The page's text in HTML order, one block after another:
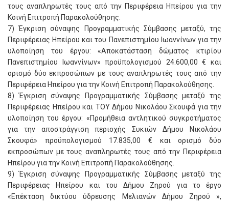
τους αναπληρωτές τους από την Περιφέρεια Ηπείρου για την
Κοινή Επιτροπή Παρακολούθησης.
7) Έγκριση σύναψης Προγραμματικής Σύμβασης μεταξύ, της
Περιφέρειας Ηπείρου και του Πανεπιστημίου Ιωαννίνων για την
υλοποίηση του έργου: «Αποκατάσταση δώματος κτιρίου
Πανεπιστημίου Ιωαννίνων» προϋπολογισμού 24.600,00 € και
ορισμό δύο εκπροσώπων με τους αναπληρωτές τους από την
Περιφέρεια Ηπείρου για την Κοινή Επιτροπή Παρακολούθησης.
8) Έγκριση σύναψης Προγραμματικής Σύμβασης μεταξύ της
Περιφέρειας Ηπείρου και ΤΟΥ Δήμου Νικολάου Σκουφά για την
υλοποίηση του έργου: «Προμήθεια αντλητικού συγκροτήματος
για την αποστράγγιση περιοχής Συκιών Δήμου Νικολάου
Σκουφά» προϋπολογισμού 17.835,00 € και ορισμό δύο
εκπροσώπων με τους αναπληρωτές τους από την Περιφέρεια
Ηπείρου για την Κοινή Επιτροπή Παρακολούθησης.
9) Έγκριση σύναψης Προγραμματικής Σύμβασης μεταξύ της
Περιφέρειας Ηπείρου και του Δήμου Ζηρού για το έργο
«Επέκταση δικτύου ύδρευσης Μελιανών Δήμου Ζηρού »,